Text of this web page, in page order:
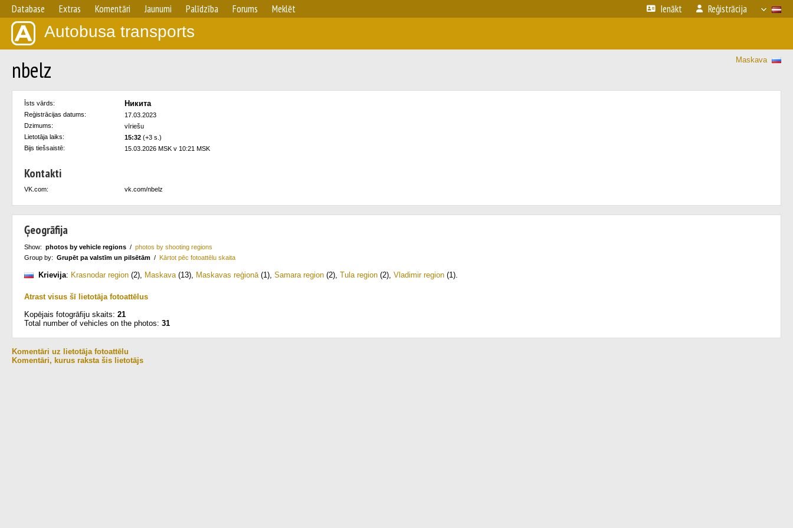
Database Extras Komentāri Jaunumi Palīdzība Forums Meklēt Ienākt Reģistrācija
Autobusa transports
Maskava
nbelz
Īsts vārds: Никита
Reģistrācijas datums:
17.03.2023
Dzimums:
vīriešu
Lietotāja laiks:
15:32 (+3 s.)
Bijs tiešsaistē:
15.03.2026 MSK v 10:21 MSK
Kontakti
VK.com: vk.com/nbelz
Ģeogrāfija
Show: photos by vehicle regions / photos by shooting regions
Group by: Grupēt pa valstīm un pilsētām / Kārtot pēc fotoattēlu skaita
Krievija: Krasnodar region (2), Maskava(13), Maskavas reģionā(1), Samara region (2), Tula region (2), Vladimir region (1).
Atrast visus šī lietotāja fotoattēlus
Kopējais fotogrāfiju skaits: 21
Total number of vehicles on the photos: 31
Komentāri uz lietotāja fotoattēlu
Komentāri, kurus raksta šis lietotājs